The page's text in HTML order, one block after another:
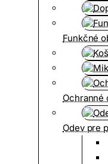
Funkčné
Ochranné
Odev pre